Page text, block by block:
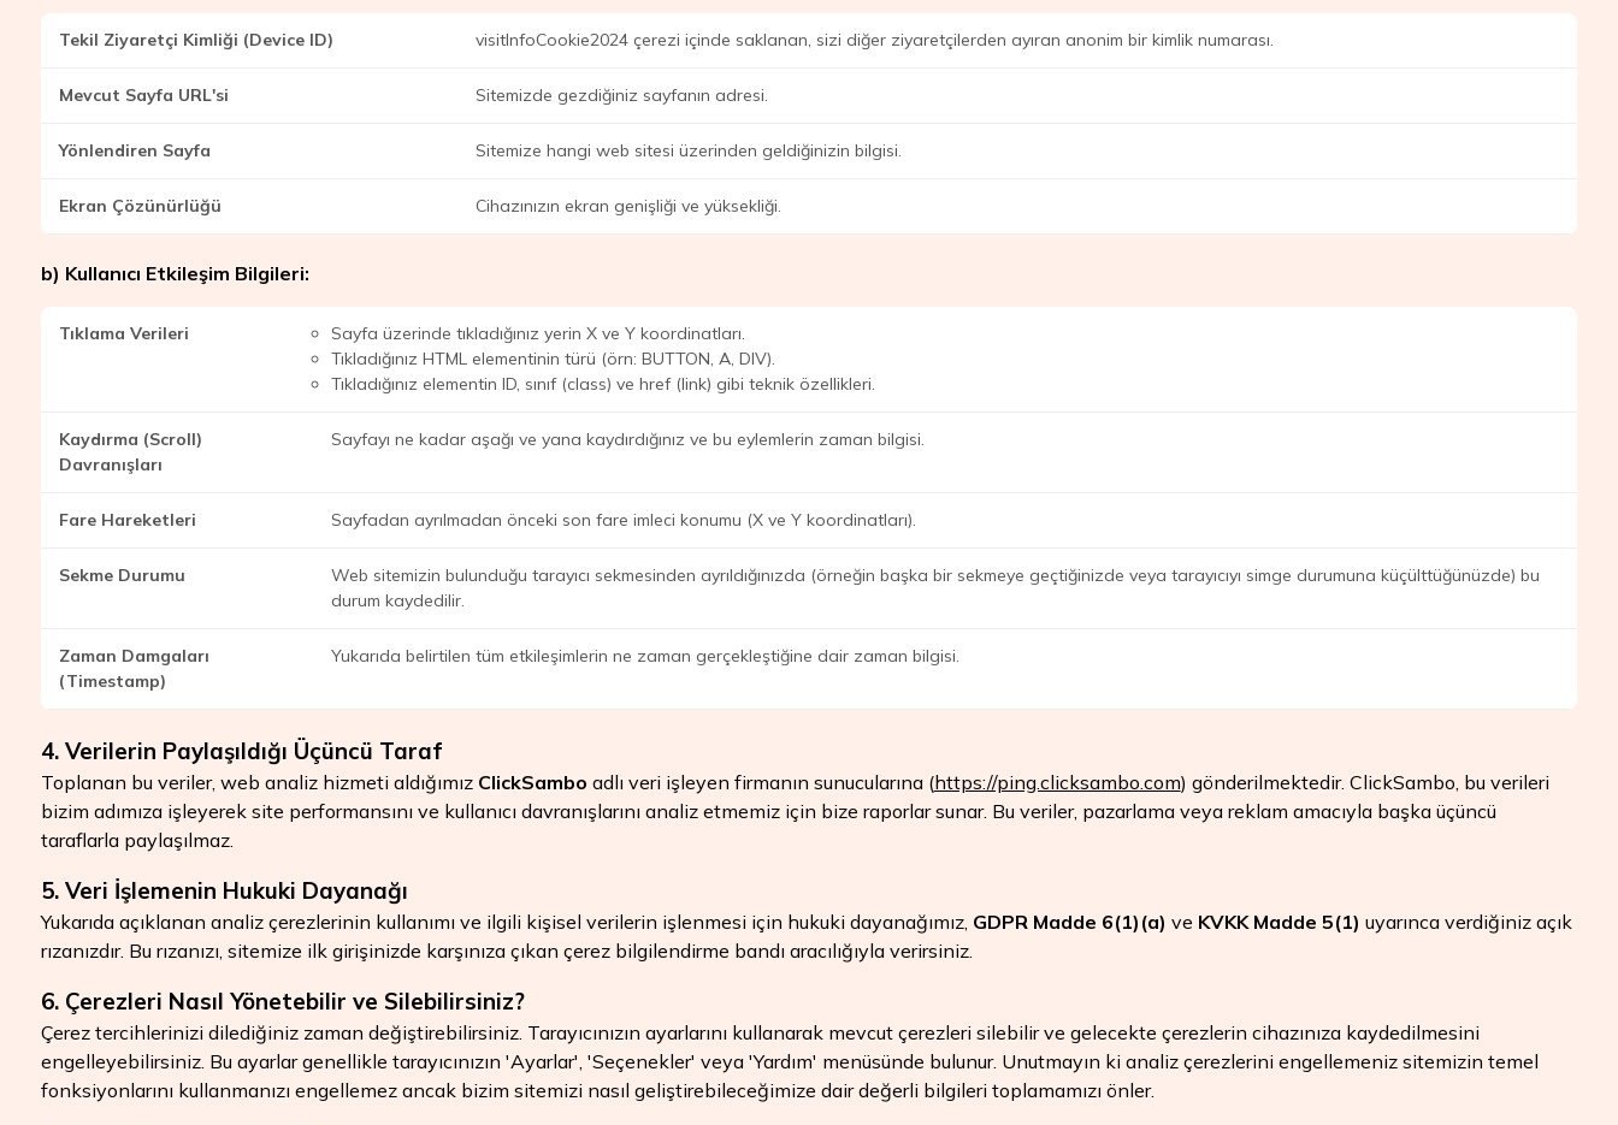
Tekil Ziyaretçi Kimliği (Device ID) visitInfoCookie2024 çerezi içinde saklanan, sizi diğer ziyaretçilerden ayıran anonim bir kimlik numarası.
Mevcut Sayfa URL'si Sitemizde gezdiğiniz sayfanın adresi.
Yönlendiren Sayfa Sitemize hangi web sitesi üzerinden geldiğinizin bilgisi.
Ekran Çözünürlüğü Cihazınızın ekran genişliği ve yüksekliği.
b) Kullanıcı Etkileşim Bilgileri:
Tıklama Verileri
Sayfa üzerinde tıkladığınız yerin X ve Y koordinatları.
Tıkladığınız HTML elementinin türü (örn: BUTTON, A, DIV).
Tıkladığınız elementin ID, sınıf (class) ve href (link) gibi teknik özellikleri.
Kaydırma (Scroll)
Davranışları
Sayfayı ne kadar aşağı ve yana kaydırdığınız ve bu eylemlerin zaman bilgisi.
Fare Hareketleri Sayfadan ayrılmadan önceki son fare imleci konumu (X ve Y koordinatları).
Sekme Durumu
Web sitemizin bulunduğu tarayıcı sekmesinden ayrıldığınızda (örneğin başka bir sekmeye geçtiğinizde veya tarayıcıyı simge durumuna küçülttüğünüzde) bu
durum kaydedilir.
Zaman Damgaları
(Timestamp)
Yukarıda belirtilen tüm etkileşimlerin ne zaman gerçekleştiğine dair zaman bilgisi.
4. Verilerin Paylaşıldığı Üçüncü Taraf
Toplanan bu veriler, web analiz hizmeti aldığımız ClickSambo adlı veri işleyen firmanın sunucularına (https://ping.clicksambo.com) gönderilmektedir. ClickSambo, bu verileri
bizim adımıza işleyerek site performansını ve kullanıcı davranışlarını analiz etmemiz için bize raporlar sunar. Bu veriler, pazarlama veya reklam amacıyla başka üçüncü
taraflarla paylaşılmaz.
5. Veri İşlemenin Hukuki Dayanağı
Yukarıda açıklanan analiz çerezlerinin kullanımı ve ilgili kişisel verilerin işlenmesi için hukuki dayanağımız, GDPR Madde 6(1)(a) ve KVKK Madde 5(1) uyarınca verdiğiniz açık
rızanızdır. Bu rızanızı, sitemize ilk girişinizde karşınıza çıkan çerez bilgilendirme bandı aracılığıyla verirsiniz.
6. Çerezleri Nasıl Yönetebilir ve Silebilirsiniz?
Çerez tercihlerinizi dilediğiniz zaman değiştirebilirsiniz. Tarayıcınızın ayarlarını kullanarak mevcut çerezleri silebilir ve gelecekte çerezlerin cihazınıza kaydedilmesini
engelleyebilirsiniz. Bu ayarlar genellikle tarayıcınızın 'Ayarlar', 'Seçenekler' veya 'Yardım' menüsünde bulunur. Unutmayın ki analiz çerezlerini engellemeniz sitemizin temel
fonksiyonlarını kullanmanızı engellemez ancak bizim sitemizi nasıl geliştirebileceğimize dair değerli bilgileri toplamamızı önler.